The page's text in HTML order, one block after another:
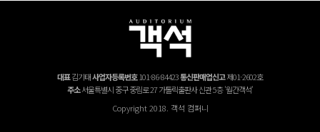
대표김기태사업자등록번호101-86-84423통신판매업신고제01-2602호
주소서울특별시 중구 중림로 27 가톨릭출판사 신관 5층 '월간객석'
Copyright 2018. 객석 컴퍼니